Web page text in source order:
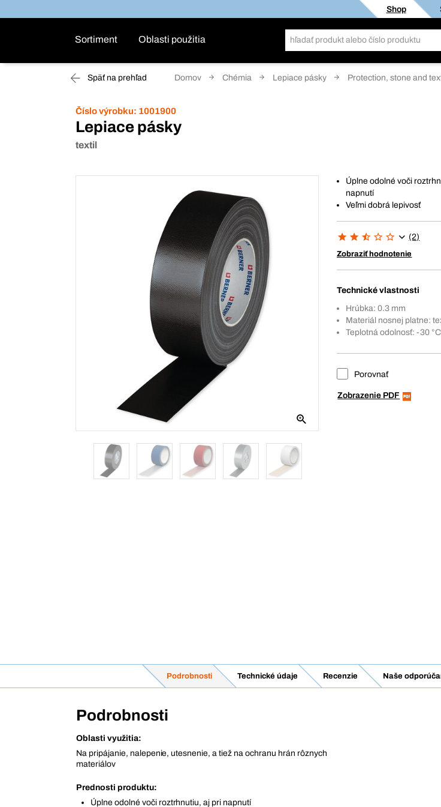
Shop
Sortiment Oblasti použitia
Späť na prehľad Domov Chémia Lepiace pásky Protection, stone and
Číslo výrobku: 1001900
Lepiace pásky
textil
Úplne odolné voči
napnutí
Veľmi dobrá lepivosť
(2)
Zobraziť hodnotenie
Technické vlastnosti
Hrúbka: 0.3 mm
Materiál nosnej platne:
Teplotná odolnosť: -30
Porovnať
Zobrazenie PDF
Podrobnosti Technické údaje Recenzie Naše
Podrobnosti
Oblasti využitia:
Na pripájanie, nalepenie, utesnenie, a tiež na ochranu hrán rôznych
materiálov
Prednosti produktu:
Úplne odolné voči roztrhnutiu, aj pri napnutí